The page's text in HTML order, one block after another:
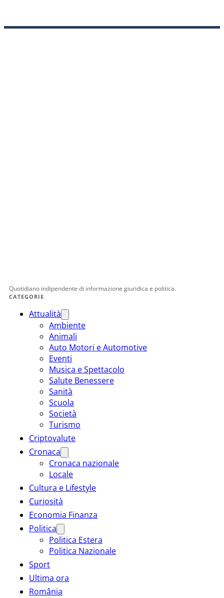
Quotidiano indipendente di informazione giuridica e politica.
CATEGORIE
Attualità
Ambiente
Animali
Auto Motori e Automotive
Eventi
Musica e Spettacolo
Salute Benessere
Sanità
Scuola
Società
Turismo
Criptovalute
Cronaca
Cronaca nazionale
Locale
Cultura e Lifestyle
Curiosità
Economia Finanza
Politica
Politica Estera
Politica Nazionale
Sport
Ultima ora
România